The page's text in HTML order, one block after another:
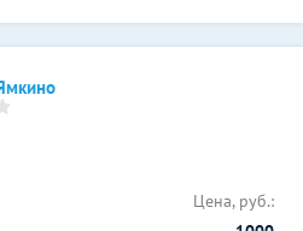
Цена, руб.: